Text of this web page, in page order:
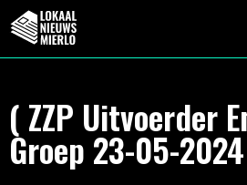
( ZZP Uitvoerder
Groep 23-05-2024